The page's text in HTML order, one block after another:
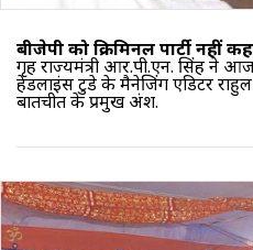
बीजेपी को क्रिमिनल पार्टी नहीं
गृह राज्यमंत्री आर.पी.एन. सिंह ने
हेडलाइंस टुडे के मैनेजिंग एडिटर
बातचीत के प्रमुख अंश.